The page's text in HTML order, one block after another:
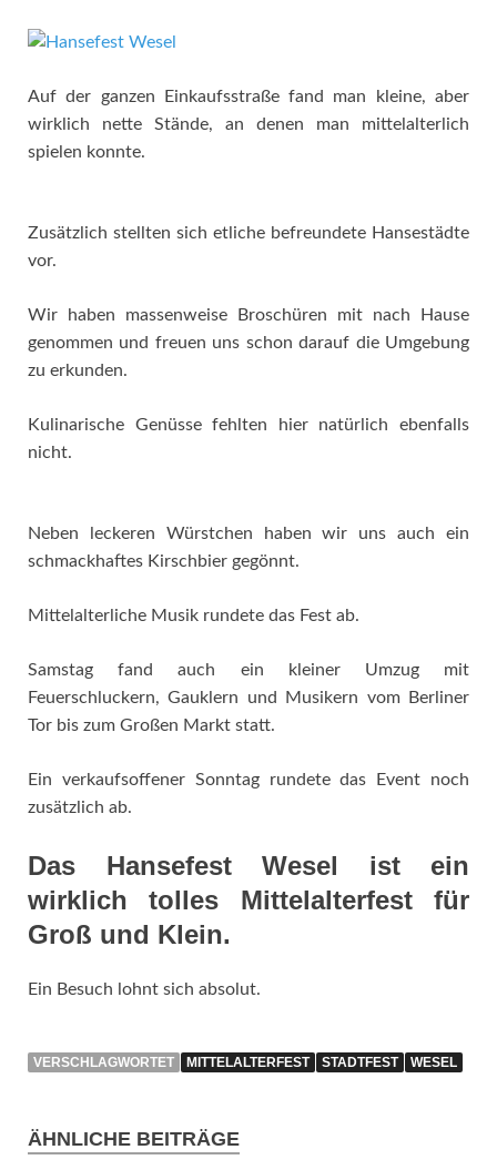
Auf der ganzen Einkaufsstraße fand man kleine, aber
wirklich nette Stände, an denen man mittelalterlich
spielen konnte.
Zusätzlich stellten sich etliche befreundete Hansestädte
vor.
Wir haben massenweise Broschüren mit nach Hause
genommen und freuen uns schon darauf die Umgebung
zu erkunden.
Kulinarische Genüsse fehlten hier natürlich ebenfalls
nicht.
Neben leckeren Würstchen haben wir uns auch ein
schmackhaftes Kirschbier gegönnt.
Mittelalterliche Musik rundete das Fest ab.
Samstag fand auch ein kleiner Umzug mit
Feuerschluckern, Gauklern und Musikern vom Berliner
Tor bis zum Großen Markt statt.
Ein verkaufsoffener Sonntag rundete das Event noch
zusätzlich ab.
Das Hansefest Wesel ist ein
wirklich tolles Mittelalterfest für
Groß und Klein.
Ein Besuch lohnt sich absolut.
VERSCHLAGWORTET MITTELALTERFEST STADTFEST WESEL
ÄHNLICHE BEITRÄGE